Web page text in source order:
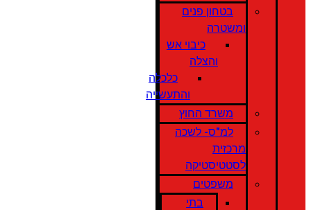
בטחון פנים
ומשטרה
כיבוי אש
והצלה
כלכלה
והתעשייה
משרד החוץ
למ"ס- לשכה
מרכזית
לסטטיסטיקה
משפטים
בתי